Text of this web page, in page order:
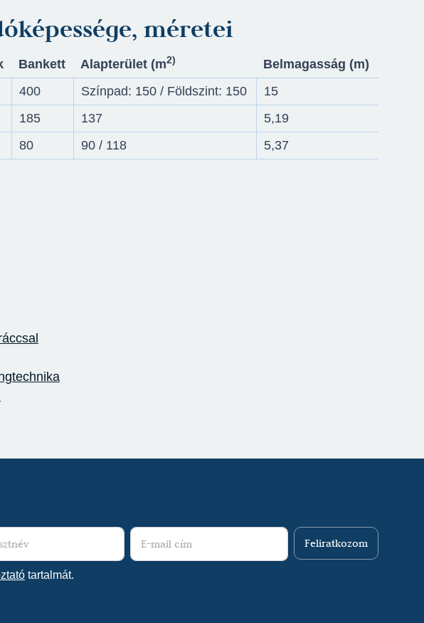
méretei
Bankett Alapterület (m2) Belmagasság (m)
400 Színpad: 150 / Földszint: 150
15
185 137
5,19
80 90 / 118 5,37
tartalmát.
Feliratkozom